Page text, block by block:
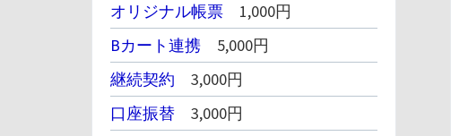
オリジナル帳票 1,000円
Bカート連携 5,000円
継続契約 3,000円
口座振替 3,000円